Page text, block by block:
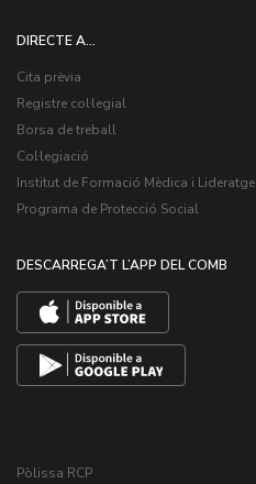
DIRECTE A...
Cita prèvia
Registre col·legial
Borsa de treball
Col·legiació
Institut de Formació Mèdica i Lideratge
Programa de Protecció Social
DESCARREGA’T L’APP DEL COMB
Pòlissa RCP